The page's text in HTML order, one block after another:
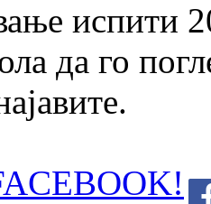
испити
да го